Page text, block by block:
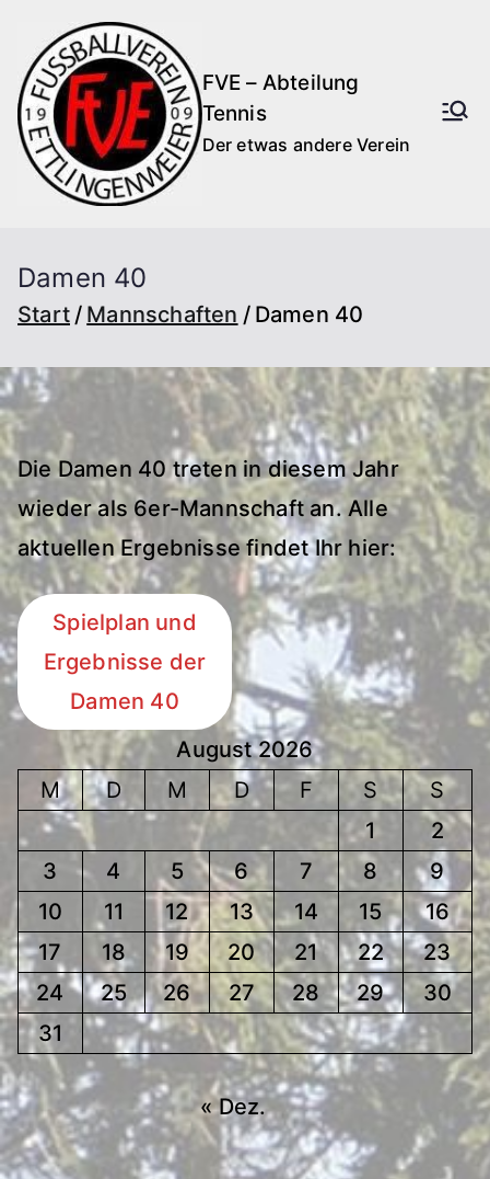
Inhalt
springen
FVE – Abteilung
Tennis
Der etwas andere Verein
Damen 40
Start Mannschaften Damen 40
Die Damen 40 treten in diesem Jahr
wieder als 6er-Mannschaft an. Alle
aktuellen Ergebnisse findet Ihr hier:
Spielplan und
Ergebnisse der
Damen 40
August 2026
M
D M D F S
S
1
2
3
4 5 6 7 8
9
10
11 12 13 14 15
16
17
18 19 20 21 22
23
24
25 26 27 28 29
30
31
« Dez.